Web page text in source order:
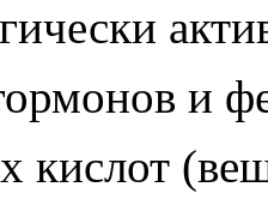
и
кислот